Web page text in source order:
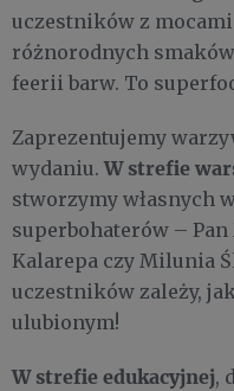
uczestników z
różnorodnych
feerii barw. To
Zaprezentujemy
wydaniu.W strefie
stworzymy własnych
superbohaterów –
Kalarepa czy Milunia
uczestników zależy,
ulubionym!
W strefie edukacyjnej,